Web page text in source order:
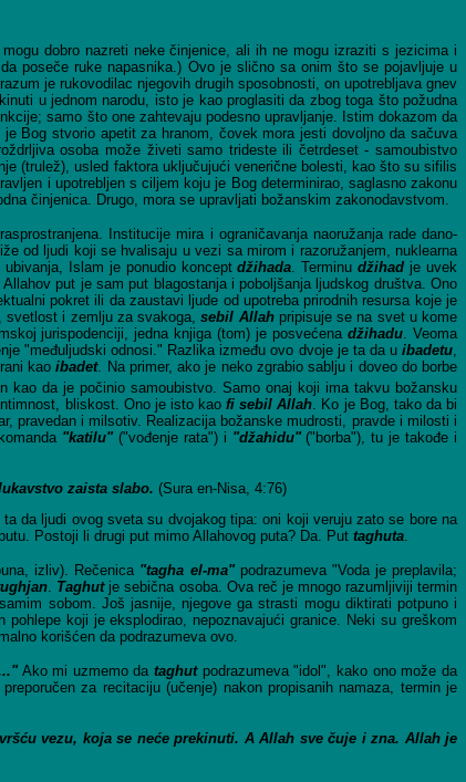
dobro nazreti neke činjenice, ali ih ne mogu izraziti s jezicima i
poseče ruke napasnika.) Ovo je slično sa onim što se pojavljuje u
je rukovodilac njegovih drugih sposobnosti, on upotrebljava gnev
u jednom narodu, isto je kao proglasiti da zbog toga što požudna
samo što one zahtevaju podesno upravljanje. Istim dokazom da
Bog stvorio apetit za hranom, čovek mora jesti dovoljno da sačuva
osoba može živeti samo trideste ili četrdeset - samoubistvo
(trulež), usled faktora uključujući venerične bolesti, kao što su sifilis
i upotrebljen s ciljem koju je Bog determinirao, saglasno zakonu
činjenica. Drugo, mora se upravljati božanskim zakonodavstvom.
Institucije mira i ograničavanja naoružanja rade dano-
od ljudi koji se hvalisaju u vezi sa mirom i razoružanjem, nuklearna
ubivanja, Islam je ponudio konceptdžihada. Terminudžihad je uvek
put je sam put blagostanja i poboljšanja ljudskog društva. Ono
pokret ili da zaustavi ljude od upotreba prirodnih resursa koje je
svetlost i zemlju za svakoga,sebil Allahpripisuje se na svet u kome
jurispodenciji, jedna knjiga (tom) je posvećenadžihadu. Veoma
"međuljudski odnosi." Razlika između ovo dvoje je ta da u ibadetu,
kaoibadet. Na primer, ako je neko zgrabio sablju i doveo do borbe
kao da je počinio samoubistvo. Samo onaj koji ima takvu božansku
bliskost. Ono je isto kaofi sebil Allah . Ko je Bog, tako da bi
pravedan i milsotiv. Realizacija božanske mudrosti, pravde i milosti i
"katilu"("vođenje rata") i "džahidu"("borba"), tu je takođe i
zaista slabo. (Sura en-Nisa, 4:76)
da ljudi ovog sveta su dvojakog tipa: oni koji veruju zato se bore na
Postoji li drugi put mimo Allahovog puta? Da. Put taghuta
izliv). Rečenica "tagha el-ma"podrazumeva "Voda je preplavila;
Taghutje sebična osoba. Ova reč je mnogo razumljiviji termin
sobom. Još jasnije, njegove ga strasti mogu diktirati potpuno i
koji je eksplodirao, nepoznavajući granice. Neki su greškom
korišćen da podrazumeva ovo.
Ako mi uzmemo dataghutpodrazumeva "idol", kako ono može da
za recitaciju (učenje) nakon propisanih namaza, termin je
vezu, koja se neće prekinuti. A Allah sve čuje i zna. Allah je